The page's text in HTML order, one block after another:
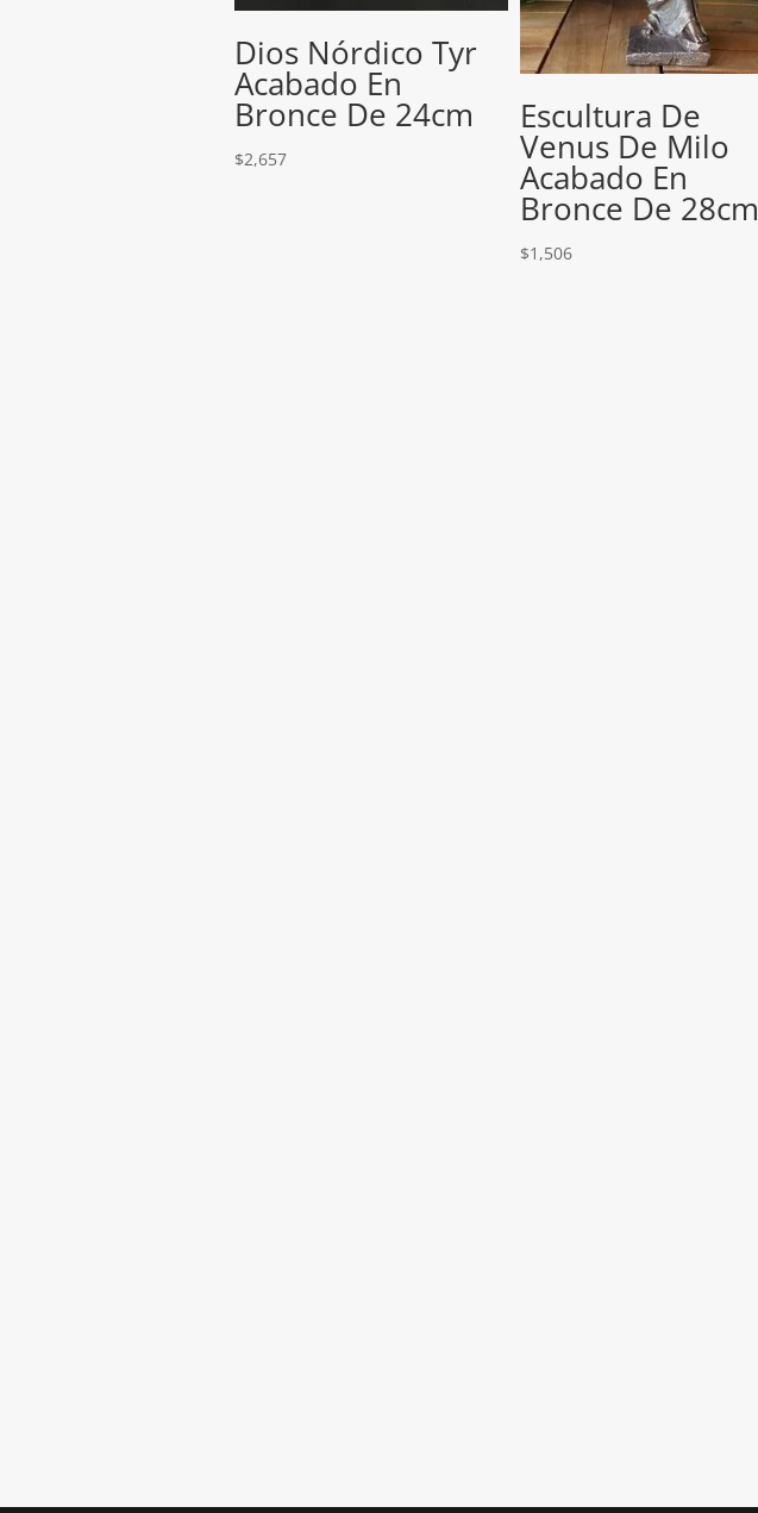
Dios Nórdico Tyr
Acabado En
Bronce De 24cm
$2,657
Escultura De
Venus De Milo
Acabado En
Bronce De 28cm
$1,506